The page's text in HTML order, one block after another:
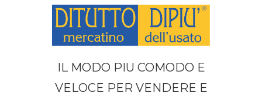
IL MODO PIU COMODO E
VELOCE PER VENDERE E